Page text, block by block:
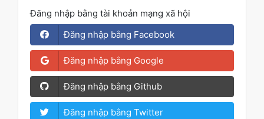
Đăng nhập bằng tài khoản mạng xã hội
Đăng nhập bằng Facebook
Đăng nhập bằng Google
Đăng nhập bằng Github
Đăng nhập bằng Twitter